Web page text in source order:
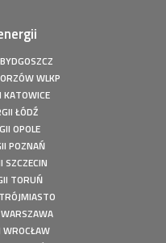
- Człuchów - Instalacja
- Gorzów Śląski -
20,16 kWp
Instalacja fotowoltaiczna
- Szczecin - Instalacja
- Wołuszewo -
9,81 kWp
fotowoltaiczna o
WLKP
KATOWICE
ŁÓDŹ
OPOLE
POZNAŃ
SZCZECIN
TORUŃ
WROCŁAW